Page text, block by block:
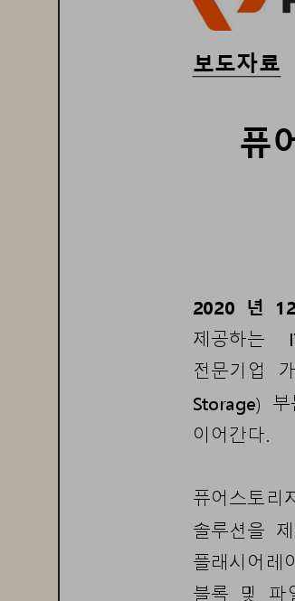
보도자료
퓨
2020 년 1 2
제공하는
전문기업
Storage)
부
이어간다
퓨어스토리
솔루션을
플래시어레
블록
및 파